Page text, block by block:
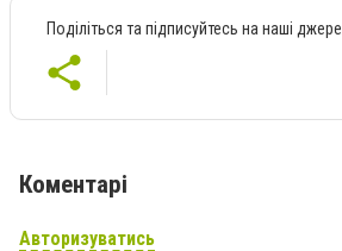
Поділіться та підписуйтесь на наші
Коментарі
Авторизуватись